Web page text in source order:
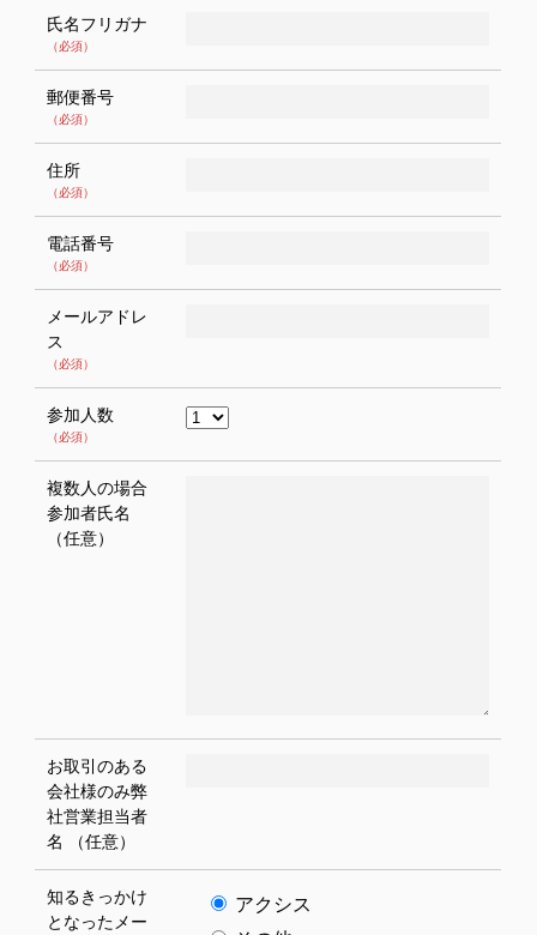
氏名フリガナ
（必須）
郵便番号
（必須）
住所
（必須）
電話番号
（必須）
メールアドレ
ス
（必須）
参加人数
（必須）
複数人の場合
参加者氏名
（任意）
お取引のある
会社様のみ弊
社営業担当者
名
（任意）
知るきっかけ
となったメー
アクシス